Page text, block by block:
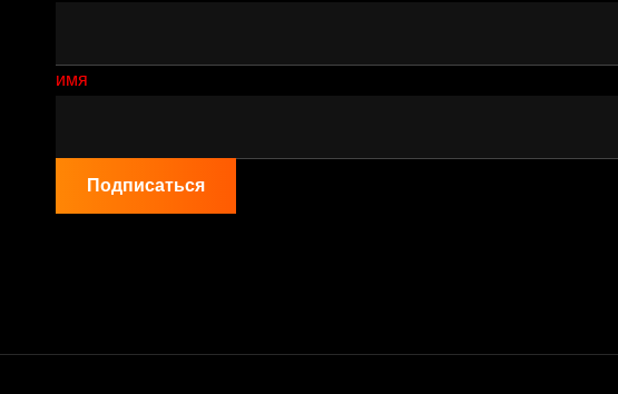
имя
Подписаться